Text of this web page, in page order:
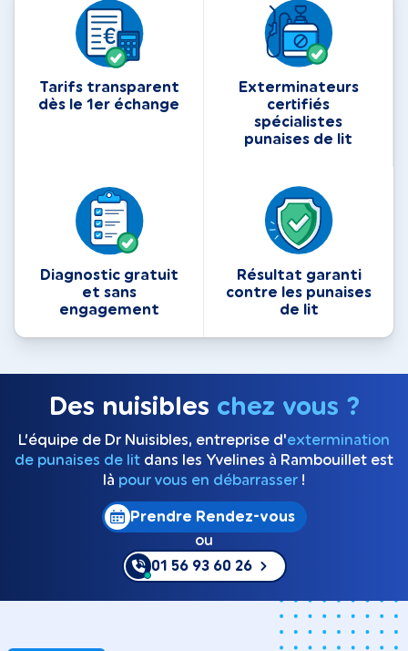
Tarifs transparent
dès le 1er échange
Exterminateurs
certifiés
spécialistes
punaises de lit
Diagnostic gratuit
et sans
engagement
Résultat garanti
contre les punaises
de lit
Des nuisibles chez vous ?
L’équipe de Dr Nuisibles, entreprise d'extermination
de punaises de lit dans les Yvelines à Rambouillet est
là pour vous en débarrasser !
Prendre Rendez-vous
ou
01 56 93 60 26